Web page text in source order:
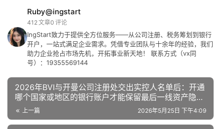
Ruby@ingstart
412文章0 评论
IngStart致力于提供全方位服务——从公司注册、税务筹划到银行
开户，一站式满足企业需求。凭借专业团队与十余年的经验，我们
助力企业抢占市场先机，开拓事业新天地！ 联系方式（vx同
号）：19355569144
2026年BVI与开曼公司注册处交出实控人名单后：开通
哪个国家或地区的银行账户才能保留最后一线资产隐
私？上一篇 2026年5月25日 下午4:09